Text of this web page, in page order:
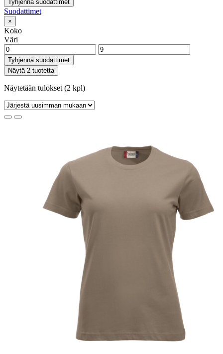
Tyhjennä suodattimet
Suodattimet
×
Koko
Väri
Tyhjennä suodattimet
Näytä 2 tuotetta
Näytetään tulokset (2 kpl)